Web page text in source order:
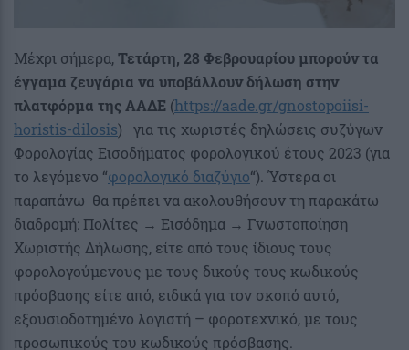
Μέχρι σήμερα,Τετάρτη, 28 Φεβρουαρίου μπορούν τα
έγγαμα ζευγάρια να υποβάλλουν δήλωση στην
πλατφόρμα της ΑΑΔΕ (https://aade.gr/gnostopoiisi-
horistis-dilosis) για τις χωριστές δηλώσεις συζύγων
Φορολογίας Εισοδήματος φορολογικού έτους 2023 (για
το λεγόμενο “φορολογικό διαζύγιο“). Ύστερα οι
παραπάνω θα πρέπει να ακολουθήσουν τη παρακάτω
διαδρομή: Πολίτες → Εισόδημα → Γνωστοποίηση
Χωριστής Δήλωσης, είτε από τους ίδιους τους
φορολογούμενους με τους δικούς τους κωδικούς
πρόσβασης είτε από, ειδικά για τον σκοπό αυτό,
εξουσιοδοτημένο λογιστή – φοροτεχνικό, με τους
προσωπικούς του κωδικούς πρόσβασης.